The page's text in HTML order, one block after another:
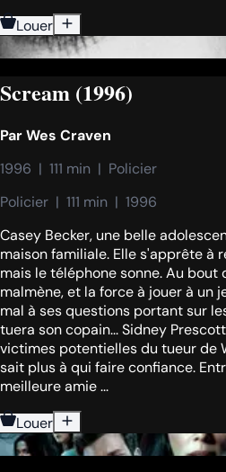
Louer
Scream (1996)
ParWes Craven
1996  |  111 min  |  Policier
Policier  |  111 min  |  1996
Casey Becker, une belle
maison familiale. Elle s'apprête à
mais le téléphone sonne. Au bout
malmène, et la force à jouer à un
mal à ses questions portant sur
tuera son copain... Sidney
victimes potentielles du tueur de
sait plus à qui faire confiance.
meilleure amie ...
Louer